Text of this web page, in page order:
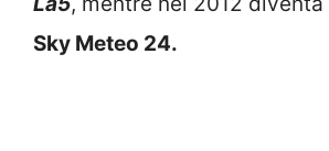
Sky Meteo 24.